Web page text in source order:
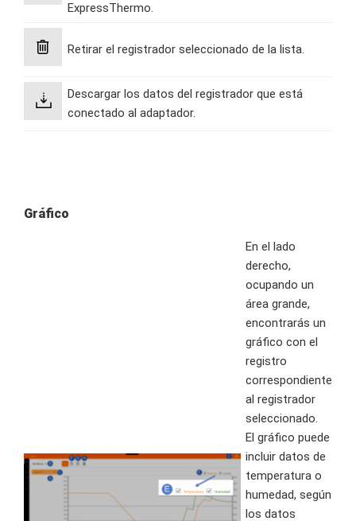
ExpressThermo.
Retirar el registrador seleccionado de la lista.
Descargar los datos del registrador que está
conectado al adaptador.
Gráfico
En el lado
derecho,
ocupando un
área grande,
encontrarás un
gráfico con el
registro
correspondiente
al registrador
seleccionado.
El gráfico puede
incluir datos de
temperatura o
humedad, según
los datos